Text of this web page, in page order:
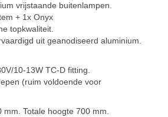
vrijstaande buitenlampen.
+ 1x Onyx
topkwaliteit.
uit geanodiseerd aluminium.
10-13W TC-D fitting.
(ruim voldoende voor
Totale hoogte 700 mm.